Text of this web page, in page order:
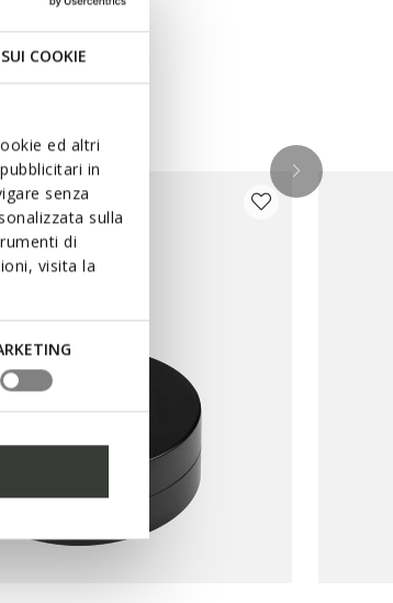
COOKIE
ed altri
in
senza
sulla
di
visita la